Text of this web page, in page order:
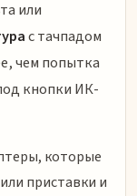
или
с тачпадом
чем попытка
кнопки ИК-
которые
приставки и